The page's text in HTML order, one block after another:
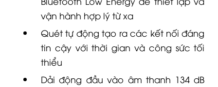
vận hành hợp lý từ xa
Quét tự động tạo ra các kết nối đáng
tin cậy với thời gian và công sức tối
thiểu
Dải động đầu vào âm thanh 134 dB